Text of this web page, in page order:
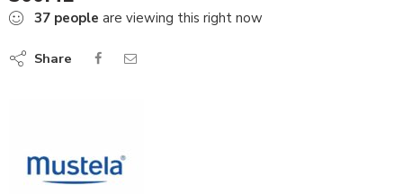
37 people are viewing this right now
Share